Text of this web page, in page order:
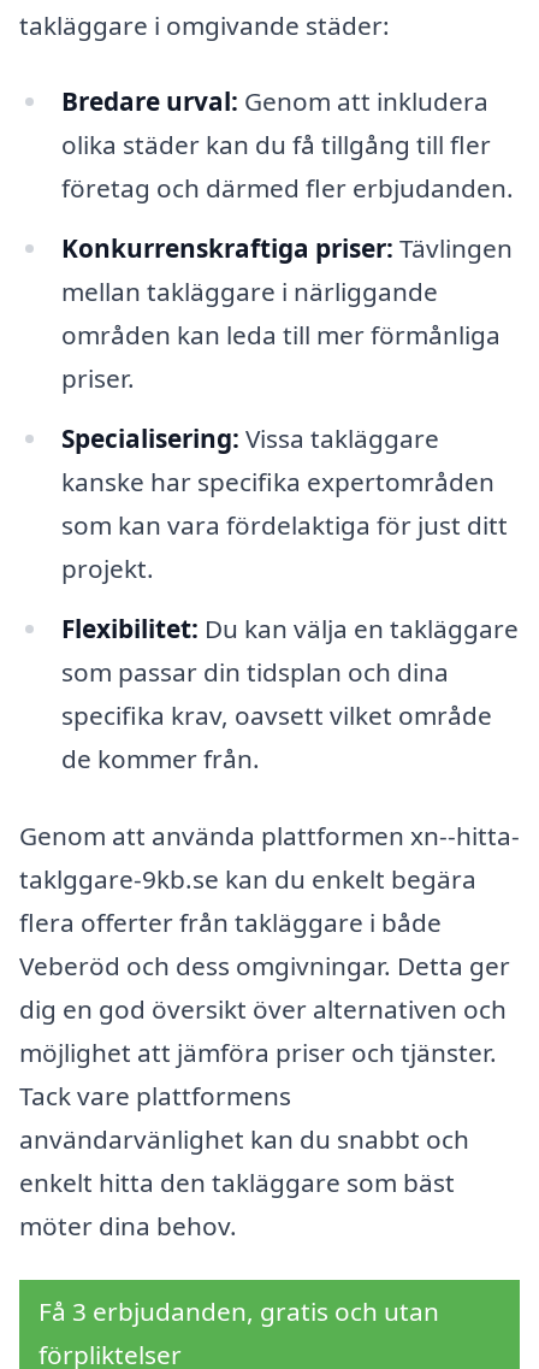
takläggare i omgivande städer:
Bredare urval: Genom att inkludera
olika städer kan du få tillgång till fler
företag och därmed fler erbjudanden.
Konkurrenskraftiga priser: Tävlingen
mellan takläggare i närliggande
områden kan leda till mer förmånliga
priser.
Specialisering: Vissa takläggare
kanske har specifika expertområden
som kan vara fördelaktiga för just ditt
projekt.
Flexibilitet: Du kan välja en takläggare
som passar din tidsplan och dina
specifika krav, oavsett vilket område
de kommer från.
Genom att använda plattformen xn--hitta-
taklggare-9kb.se kan du enkelt begära
flera offerter från takläggare i både
Veberöd och dess omgivningar. Detta ger
dig en god översikt över alternativen och
möjlighet att jämföra priser och tjänster.
Tack vare plattformens
användarvänlighet kan du snabbt och
enkelt hitta den takläggare som bäst
möter dina behov.
Få 3 erbjudanden, gratis och utan
förpliktelser